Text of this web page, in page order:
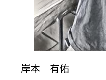
岸本 有佑